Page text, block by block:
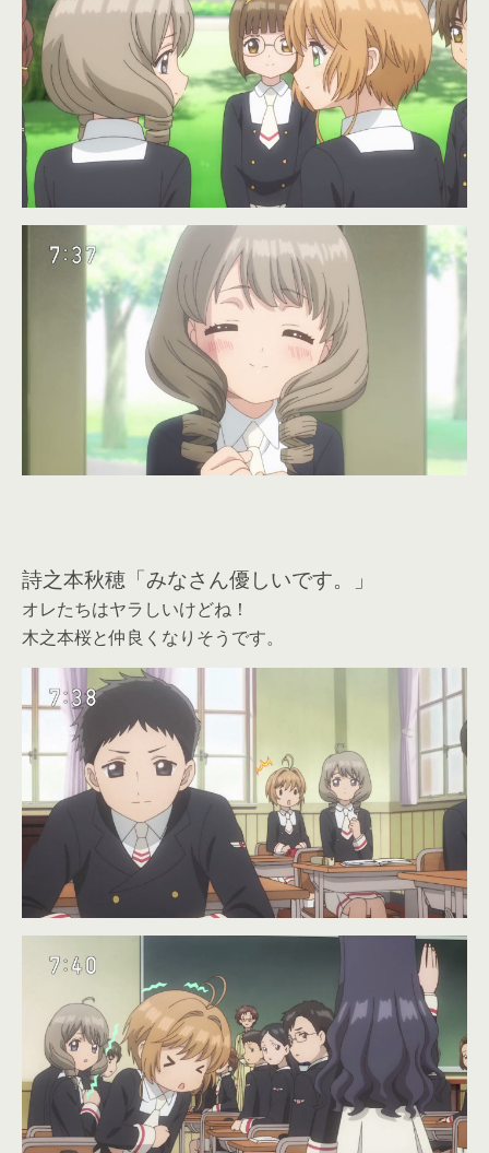
詩之本秋穂「みなさん優しいです。」
オレたちはヤラしいけどね！
木之本桜と仲良くなりそうです。